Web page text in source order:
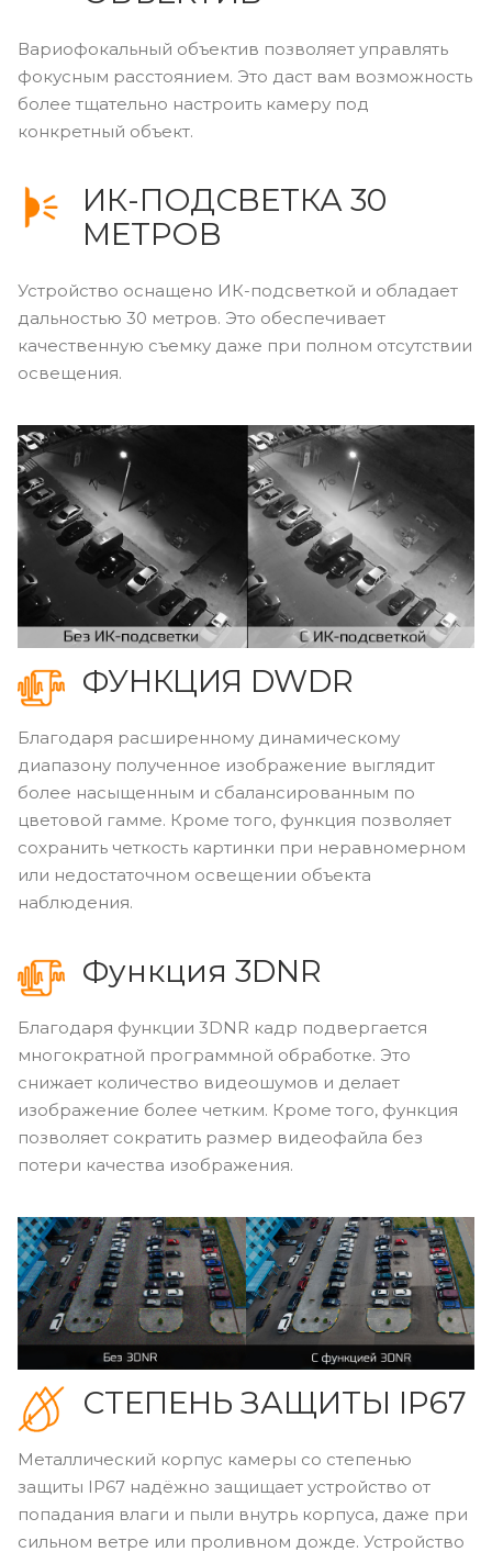
Вариофокальный объектив позволяет управлять
фокусным расстоянием. Это даст вам возможность
более тщательно настроить камеру под
конкретный объект.
ИК-ПОДСВЕТКА 30
МЕТРОВ
Устройство оснащено ИК-подсветкой и обладает
дальностью 30 метров. Это обеспечивает
качественную съемку даже при полном отсутствии
освещения.
ФУНКЦИЯ DWDR
Благодаря расширенному динамическому
диапазону полученное изображение выглядит
более насыщенным и сбалансированным по
цветовой гамме. Кроме того, функция позволяет
сохранить четкость картинки при неравномерном
или недостаточном освещении объекта
наблюдения.
Функция 3DNR
Благодаря функции 3DNR кадр подвергается
многократной программной обработке. Это
снижает количество видеошумов и делает
изображение более четким. Кроме того, функция
позволяет сократить размер видеофайла без
потери качества изображения.
СТЕПЕНЬ ЗАЩИТЫ IP67
Металлический корпус камеры со степенью
защиты IP67 надёжно защищает устройство от
попадания влаги и пыли внутрь корпуса, даже при
сильном ветре или проливном дожде. Устройство